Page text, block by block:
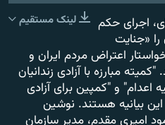
لینک مستقیم
اجرای حکم
«جنایت
اعتراض مردم ایران و
مبارزه با آزادی زندانیان
اعدام" و "کمپین برای آزادی
این بیانیه هستند. نوشین
امیری مقدم، مدیر سازمان